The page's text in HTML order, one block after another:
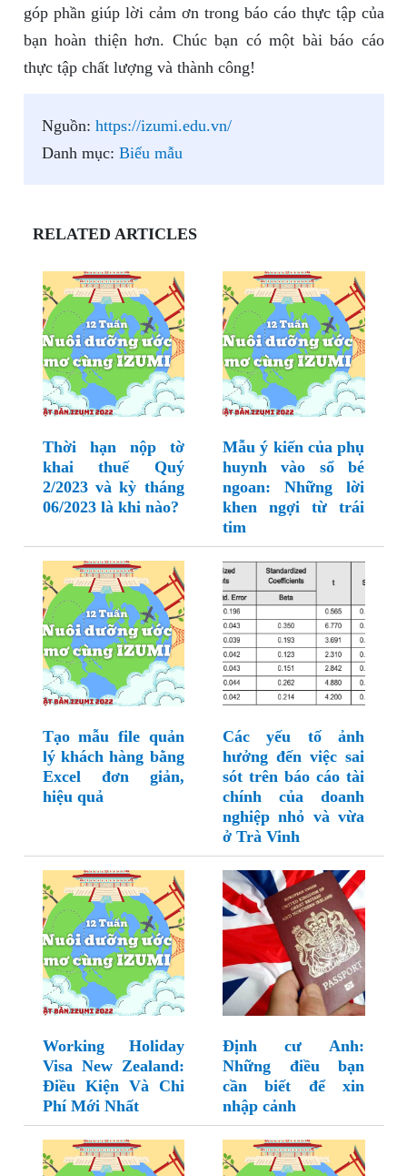
góp phần giúp lời cảm ơn trong báo cáo thực tập của
bạn hoàn thiện hơn. Chúc bạn có một bài báo cáo
thực tập chất lượng và thành công!
Nguồn: https://izumi.edu.vn/
Danh mục: Biểu mẫu
RELATED ARTICLES
Thời hạn nộp tờ
khai thuế Quý
2/2023 và kỳ tháng
06/2023 là khi nào?
Mẫu ý kiến của phụ
huynh vào sổ bé
ngoan: Những lời
khen ngợi từ trái
tim
Tạo mẫu file quản
lý khách hàng bằng
Excel đơn giản,
hiệu quả
Các yếu tố ảnh
hưởng đến việc sai
sót trên báo cáo tài
chính của doanh
nghiệp nhỏ và vừa
ở Trà Vinh
Working Holiday
Visa New Zealand:
Điều Kiện Và Chi
Phí Mới Nhất
Định cư Anh:
Những điều bạn
cần biết để xin
nhập cảnh